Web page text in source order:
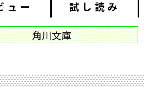
ュー 試し読み
角川文庫